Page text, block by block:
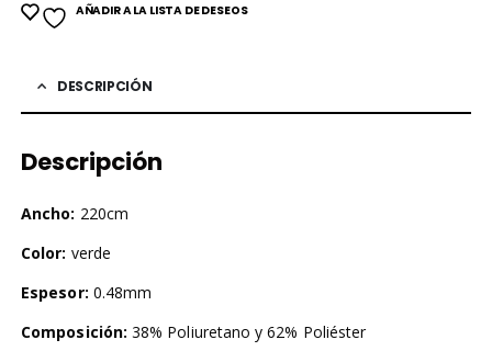
AÑADIR A LA LISTA DE DESEOS
DESCRIPCIÓN
Descripción
Ancho: 220cm
Color: verde
Espesor: 0.48mm
Composición: 38% Poliuretano y 62% Poliéster